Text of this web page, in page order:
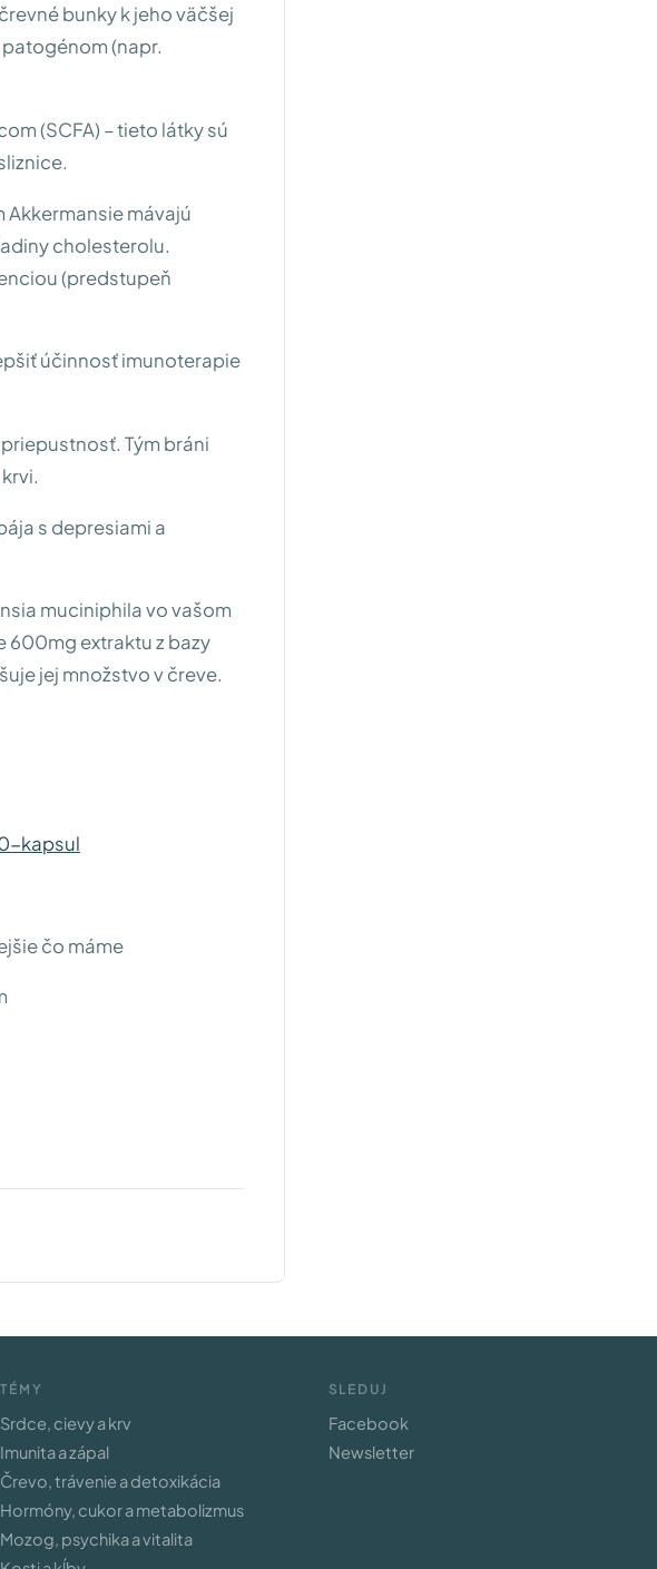
bunky k jeho väčšej
(napr.
(SCFA) – tieto látky sú
Akkermansie mávajú
cholesterolu.
(predstupeň
účinnosť imunoterapie
Tým bráni
s depresiami a
muciniphila vo vašom
600mg extraktu z bazy
jej množstvo v čreve.
kapsul
čo máme
TÉMY
Srdce, cievy a krv
Imunita a zápal
Črevo, trávenie a detoxikácia
Hormóny, cukor a metabolizmus
Mozog, psychika a vitalita
SLEDUJ
Facebook
Newsletter